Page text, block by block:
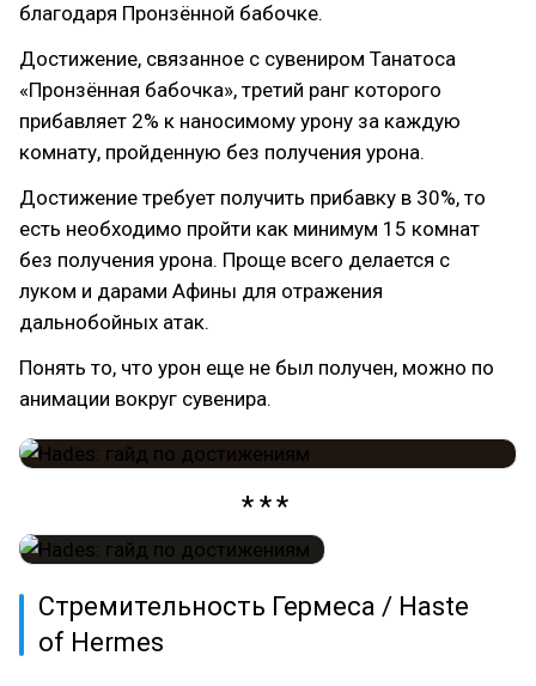
благодаря Пронзённой бабочке.
Достижение, связанное с сувениром Танатоса
«Пронзённая бабочка», третий ранг которого
прибавляет 2% к наносимому урону за каждую
комнату, пройденную без получения урона.
Достижение требует получить прибавку в 30%, то
есть необходимо пройти как минимум 15 комнат
без получения урона. Проще всего делается с
луком и дарами Афины для отражения
дальнобойных атак.
Понять то, что урон еще не был получен, можно по
анимации вокруг сувенира.
Стремительность Гермеса / Haste
of Hermes